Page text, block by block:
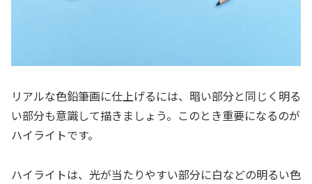
リアルな色鉛筆画に仕上げるには、暗い部分と同じく明る
い部分も意識して描きましょう。このとき重要になるのが
ハイライトです。
ハイライトは、光が当たりやすい部分に白などの明るい色